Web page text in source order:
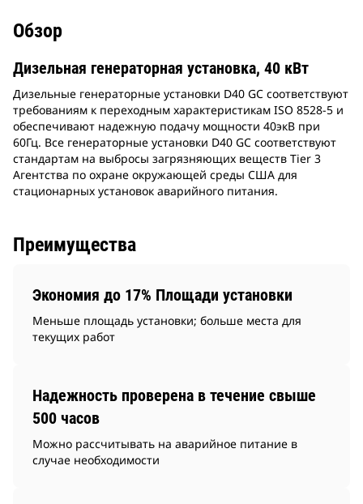
Обзор
Дизельная генераторная установка, 40 кВт
Дизельные генераторные установки D40 GC соответствуют
требованиям к переходным характеристикам ISO 8528-5 и
обеспечивают надежную подачу мощности 40экВ при
60Гц. Все генераторные установки D40 GC соответствуют
стандартам на выбросы загрязняющих веществ Tier 3
Агентства по охране окружающей среды США для
стационарных установок аварийного питания.
Преимущества
Экономия до 17% Площади установки
Меньше площадь установки; больше места для
текущих работ
Надежность проверена в течение свыше
500 часов
Можно рассчитывать на аварийное питание в
случае необходимости